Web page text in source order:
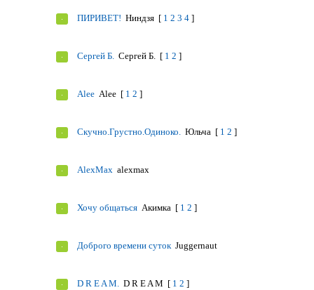
ПИРИВЕТ! Ниндзя [ 1 2 3 4 ]
Сергей Б. Сергей Б. [ 1 2 ]
Alee Alee [ 1 2 ]
Скучно.Грустно.Одиноко. Юльча [ 1 2 ]
AlexMax alexmax
Хочу общаться Акимка [ 1 2 ]
Доброго времени суток Juggernaut
D R E A M. D R E A M [ 1 2 ]